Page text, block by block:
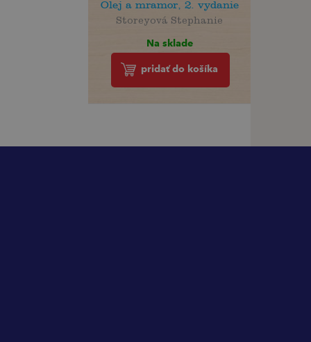
Olej a mramor, 2. vydanie
Storeyová Stephanie
Na sklade
pridať do košíka